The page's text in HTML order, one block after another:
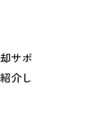
サポ
介し